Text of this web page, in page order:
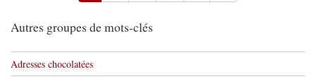
Autres groupes de mots-clés
Adresses chocolatées